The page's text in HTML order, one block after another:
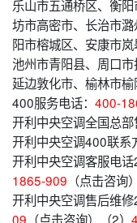
乐山市五通桥区、衡
坊市高密市、长治市
阳市榕城区、安康市
池州市青阳县、周口市
延边敦化市、榆林市
400服务电话： 400-
开利中央空调全国总
开利中央空调400联系
开利中央空调客服电
1865-909 （点击咨询
开利中央空调售后维
09 （点击咨询）（2）